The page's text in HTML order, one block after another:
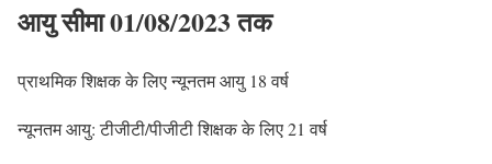
आयु सीमा 01/08/2023 तक
प्राथमिक शिक्षक के लिए न्यूनतम आयु 18 वर्ष
न्यूनतम आयु: टीजीटी/पीजीटी शिक्षक के लिए 21 वर्ष